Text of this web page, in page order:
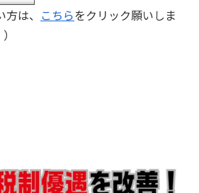
は、 こちらをクリック願いしま